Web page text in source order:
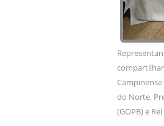
do Norte,
(GOPB) e